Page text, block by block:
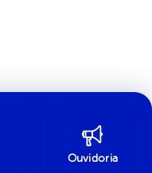
Ouvidoria